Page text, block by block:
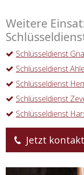
Weitere
Schlüsseldienst
Schlüsseldienst
Schlüsseldienst
Schlüsseldienst
Schlüsseldienst
Jetzt